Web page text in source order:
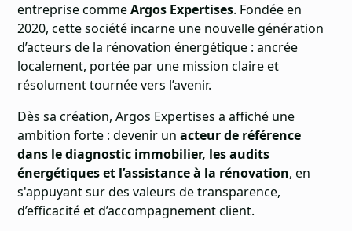
entreprise commeArgos Expertises. Fondée en
2020, cette société incarne une nouvelle génération
d’acteurs de la rénovation énergétique : ancrée
localement, portée par une mission claire et
résolument tournée vers l’avenir.
Dès sa création, Argos Expertises a affiché une
ambition forte : devenir unacteur de référence
dans le diagnostic immobilier, les audits
énergétiques et l’assistance à la rénovation, en
s'appuyant sur des valeurs de transparence,
d’efficacité et d’accompagnement client.